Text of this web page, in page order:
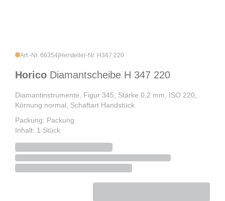
Art.-Nr. 66354 Hersteller-Nr. H347 220
Horico Diamantscheibe H 347 220
Diamantinstrumente, Figur 345, Stärke 0,2 mm, ISO 220,
Körnung normal, Schaftart Handstück
Packung: Packung
Inhalt: 1 Stück